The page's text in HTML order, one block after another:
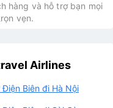
hàng và hỗ trợ bạn mọi
vẹn.
Airlines
Biên đi Hà Nội